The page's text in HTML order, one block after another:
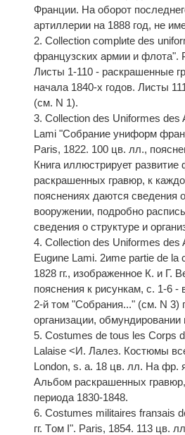
Франции. На оборот
артиллерии на 1888 год, не
2. Collection complиte des
французских армии и флота".
Листы 1-110 - раскрашенные
начала 1840-х годов. Листы
(см. N 1).
3. Collection des Uniformes des
Lami "Собрание униформ
Paris, 1822. 100 цв. лл.,
Книга иллюстрирует развитие
раскрашенных гравюр, к
пояснениях даются сведения
вооружении, подробно
сведения о структуре и
4. Collection des Uniformes des
Eugиne Lami. 2иme partie de
1828 гг., изображенное К. и Г.
пояснения к рисункам, c. 1-6
2-й том "Собрания..." (см. N 3)
организации,
5. Costumes de tous les Corps
Lalaise <И. Лалез. Костюмы
London, s. a. 18 цв. лл. На фр.
Альбом раскрашенных
периода 1830-1848.
6. Costumes militaires franзais
гг. Tом I". Paris, 1854. 113 цв.